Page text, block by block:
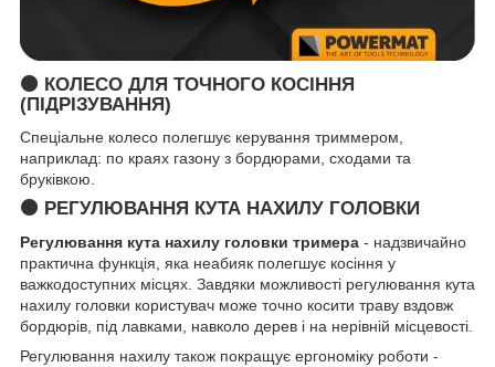
🟠 КОЛЕСО ДЛЯ ТОЧНОГО КОСІННЯ
(ПІДРІЗУВАННЯ)
Спеціальне колесо полегшує керування триммером,
наприклад: по краях газону з бордюрами, сходами та
бруківкою.
🟠 РЕГУЛЮВАННЯ КУТА НАХИЛУ ГОЛОВКИ
Регулювання кута нахилу головки тримера - надзвичайно
практична функція, яка неабияк полегшує косіння у
важкодоступних місцях. Завдяки можливості регулювання кута
нахилу головки користувач може точно косити траву вздовж
бордюрів, під лавками, навколо дерев і на нерівній місцевості.
Регулювання нахилу також покращує ергономіку роботи -